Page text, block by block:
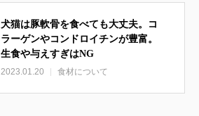
犬猫は豚軟骨を食べても大丈夫。コ
ラーゲンやコンドロイチンが豊富。
生食や与えすぎはNG
2023.01.20 食材について